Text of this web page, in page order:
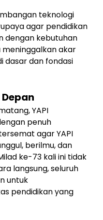
teknologi
agar pendidikan
dengan kebutuhan
akar
dasar dan fondasi
YAPI
penuh
agar YAPI
berilmu, dan
ke-73 kali ini tidak
langsung, seluruh
untuk
pendidikan yang